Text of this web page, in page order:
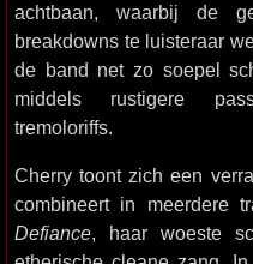
achtbaan, waarbij de
breakdowns te luisteraar
de band net zo soepel
middels rustigere
tremoloriffs.
Cherry toont zich een
combineert in meerdere
Defiance, haar woeste